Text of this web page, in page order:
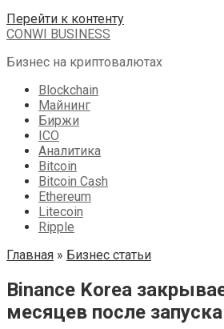
Перейти к контенту
CONWI BUSINESS
Бизнес на криптовалютах
Blockchain
Майнинг
Биржи
ICO
Аналитика
Bitcoin
Bitcoin Cash
Ethereum
Litecoin
Ripple
Главная » Бизнес статьи
Binance Korea
месяцев после запуска